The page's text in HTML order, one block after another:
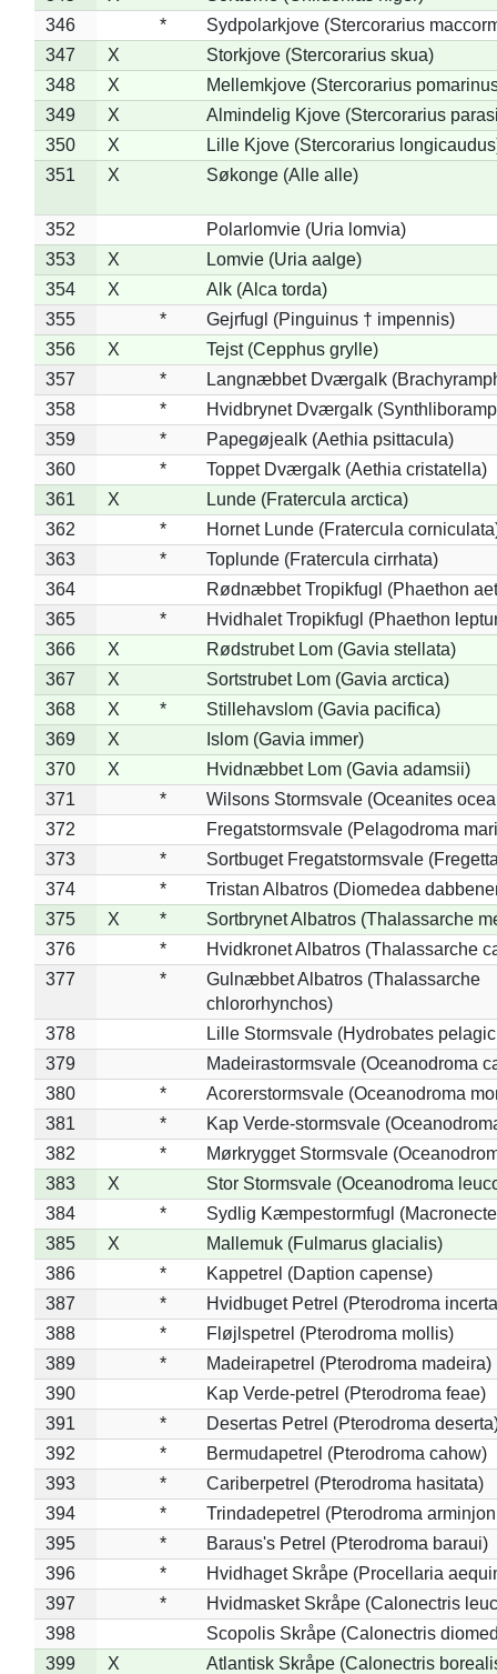
346
*
Sydpolarkjove (Stercorarius
347
X
Storkjove (Stercorarius skua)
348
X
Mellemkjove (Stercorarius
349
X
Almindelig Kjove (Stercorarius
350
X
Lille Kjove (Stercorarius
351
X Søkonge (Alle alle)
352
Polarlomvie (Uria lomvia)
353
X
Lomvie (Uria aalge)
354
X
Alk (Alca torda)
355
*
Gejrfugl (Pinguinus † impennis)
356
X
Tejst (Cepphus grylle)
357
*
Langnæbbet Dværgalk
358
*
Hvidbrynet Dværgalk
359
*
Papegøjealk (Aethia psittacula)
360
*
Toppet Dværgalk (Aethia cristatella)
361
X
Lunde (Fratercula arctica)
362
*
Hornet Lunde (Fratercula
363
*
Toplunde (Fratercula cirrhata)
364
Rødnæbbet Tropikfugl (Phaethon
365
*
Hvidhalet Tropikfugl (Phaethon
366
X
Rødstrubet Lom (Gavia stellata)
367
X
Sortstrubet Lom (Gavia arctica)
368
X *
Stillehavslom (Gavia pacifica)
369
X
Islom (Gavia immer)
370
X
Hvidnæbbet Lom (Gavia adamsii)
371
*
Wilsons Stormsvale (Oceanites
372
Fregatstormsvale (Pelagodroma
373
*
Sortbuget Fregatstormsvale
374
*
Tristan Albatros (Diomedea
375
X *
Sortbrynet Albatros (Thalassarche
376
*
Hvidkronet Albatros (Thalassarche
377
*
Gulnæbbet Albatros (Thalassarche
chlororhynchos)
378
Lille Stormsvale (Hydrobates
379
Madeirastormsvale (Oceanodroma
380
*
Acorerstormsvale (Oceanodroma
381
*
Kap Verde-stormsvale
382
*
Mørkrygget Stormsvale
383
X
Stor Stormsvale (Oceanodroma
384
*
Sydlig Kæmpestormfugl
385
X
Mallemuk (Fulmarus glacialis)
386
*
Kappetrel (Daption capense)
387
*
Hvidbuget Petrel (Pterodroma
388
*
Fløjlspetrel (Pterodroma mollis)
389
*
Madeirapetrel (Pterodroma madeira)
390
Kap Verde-petrel (Pterodroma feae)
391
*
Desertas Petrel (Pterodroma
392
*
Bermudapetrel (Pterodroma cahow)
393
*
Cariberpetrel (Pterodroma hasitata)
394
*
Trindadepetrel (Pterodroma
395
*
Baraus's Petrel (Pterodroma baraui)
396
*
Hvidhaget Skråpe (Procellaria
397
*
Hvidmasket Skråpe (Calonectris
398
Scopolis Skråpe (Calonectris
399
X Atlantisk Skråpe (Calonectris